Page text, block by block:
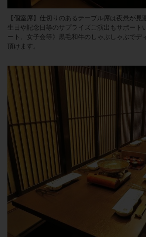
【個室席】仕切りのあるテーブル席は夜景が見
生日や記念日等のサプライズご演出もサポート
ート、女子会等》黒毛和牛のしゃぶしゃぶでデ
頂けます。